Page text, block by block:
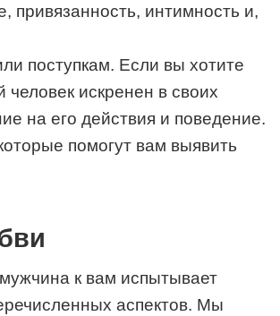
привязанность, интимность и,
поступкам. Если вы хотите
искренен в своих
на его действия и поведение.
помогут вам выявить
к вам испытывает
аспектов. Мы